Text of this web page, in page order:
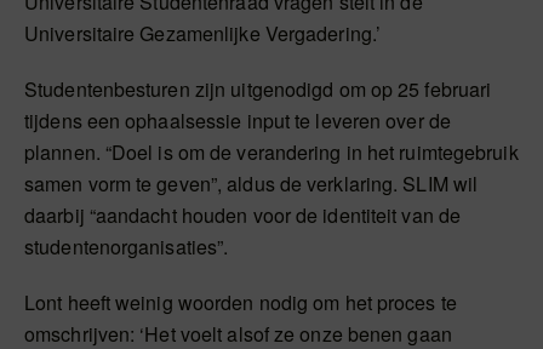
Universitaire Gezamenlijke Vergadering.’
Studentenbesturen zijn uitgenodigd om op 25 februari
tijdens een ophaalsessie input te leveren over de
plannen. “Doel is om de verandering in het ruimtegebruik
samen vorm te geven”, aldus de verklaring. SLIM wil
daarbij “aandacht houden voor de identiteit van de
studentenorganisaties”.
Lont heeft weinig woorden nodig om het proces te
omschrijven: ‘Het voelt alsof ze onze benen gaan